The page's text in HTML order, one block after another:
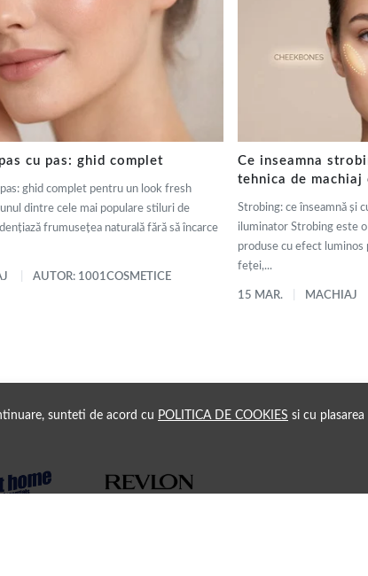
sunteti de acord cu POLITICA DE COOKIES si cu plasarea
cu pas: ghid complet
ghid complet pentru un look fresh
dintre cele mai populare stiluri de
frumusețea naturală fără să încarce
AUTOR: 1001COSMETICE
Ce inseamna
tehnica de
Strobing: ce înseamnă și
iluminator Strobing este
produse cu efect luminos
feței,...
15 MAR. MACHIAJ